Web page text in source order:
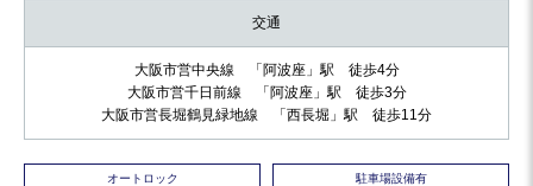
交通
大阪市営中央線 「阿波座」駅 徒歩4分
大阪市営千日前線 「阿波座」駅 徒歩3分
大阪市営長堀鶴見緑地線 「西長堀」駅 徒歩11分
オートロック 駐車場設備有